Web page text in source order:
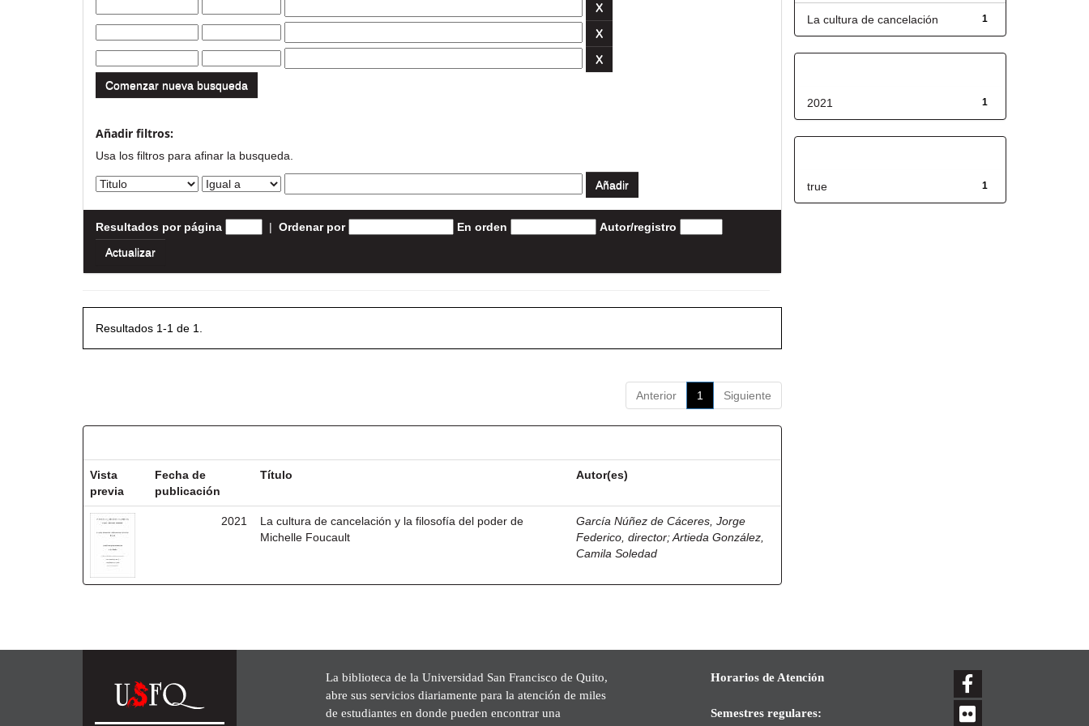
Comenzar nueva busqueda
Añadir filtros:
Usa los filtros para afinar la busqueda.
Resultados por página | Ordenar por En orden Autor/registro
Resultados 1-1 de 1.
Anterior 1 Siguiente
Vista
previa
Fecha de
publicación
Título Autor(es)
2021
La cultura de cancelación y la filosofía del poder de
Michelle Foucault
García Núñez de Cáceres, Jorge
Federico, director;Artieda González,
Camila Soledad
1
La cultura de cancelación
1
2021
1
true
La biblioteca de la Universidad San Francisco de Quito,
abre sus servicios diariamente para la atención de miles
de estudiantes en donde pueden encontrar una
Horarios de Atención
Semestres regulares: